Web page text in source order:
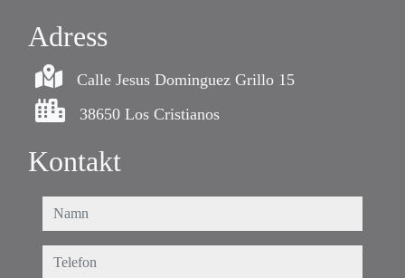
Adress
Calle Jesus Dominguez Grillo 15
38650 Los Cristianos
Kontakt
namn
telefon